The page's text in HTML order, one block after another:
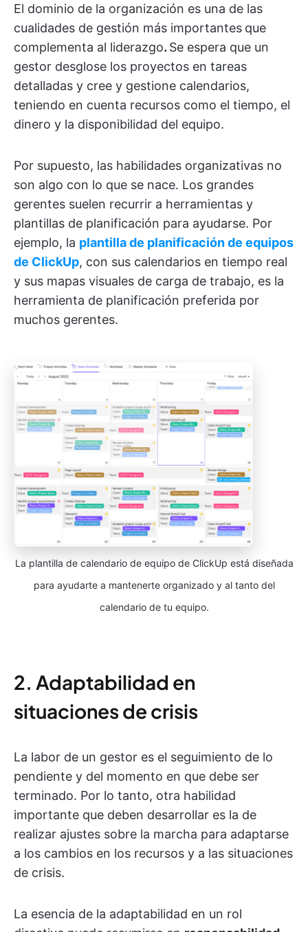
El dominio de la organización es una de las
cualidades de gestión más importantes que
complementa al liderazgo. Se espera que un
gestor desglose los proyectos en tareas
detalladas y cree y gestione calendarios,
teniendo en cuenta recursos como el tiempo, el
dinero y la disponibilidad del equipo.
Por supuesto, las habilidades organizativas no
son algo con lo que se nace. Los grandes
gerentes suelen recurrir a herramientas y
plantillas de planificación para ayudarse. Por
ejemplo, la plantilla de planificación de equipos
de ClickUp, con sus calendarios en tiempo real
y sus mapas visuales de carga de trabajo, es la
herramienta de planificación preferida por
muchos gerentes.
La plantilla de calendario de equipo de ClickUp está diseñada
para ayudarte a mantenerte organizado y al tanto del
calendario de tu equipo.
2. Adaptabilidad en
situaciones de crisis
La labor de un gestor es el seguimiento de lo
pendiente y del momento en que debe ser
terminado. Por lo tanto, otra habilidad
importante que deben desarrollar es la de
realizar ajustes sobre la marcha para adaptarse
a los cambios en los recursos y a las situaciones
de crisis.
La esencia de la adaptabilidad en un rol